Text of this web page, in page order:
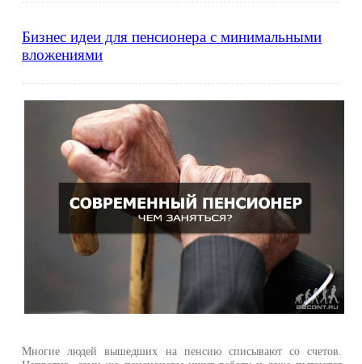
Бизнес идеи для пенсионера с минимальными
вложениями
Многие людей вышедших на пенсию списывают со счетов.